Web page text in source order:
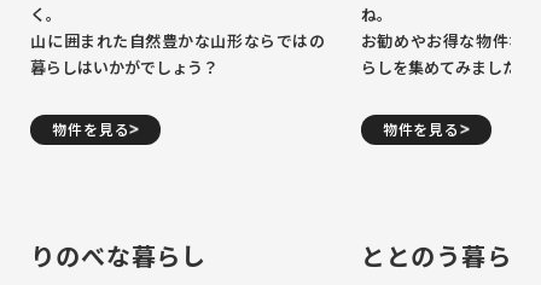
物件を見る
く。
山に囲まれた自然豊かな山形ならではの
暮らしはいかがでしょう？
物件を見る
ね。
お勧めやお得な物件な
らしを集めてみました。
りのべな暮らし ととのう暮らし